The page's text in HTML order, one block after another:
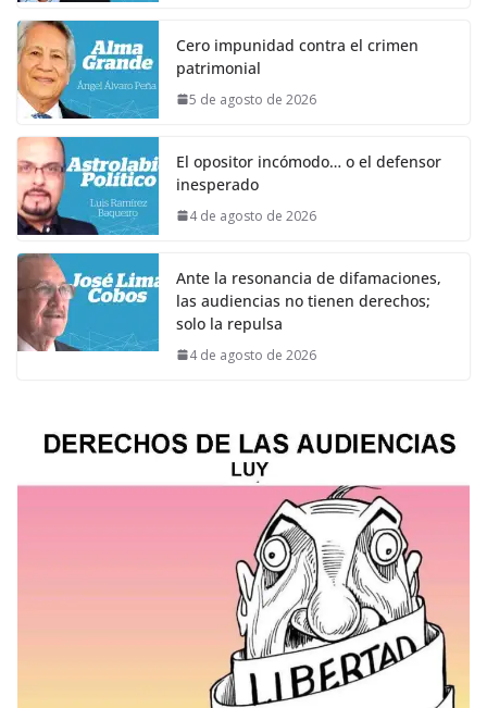
Cero impunidad contra el crimen
patrimonial
5 de agosto de 2026
El opositor incómodo… o el defensor
inesperado
4 de agosto de 2026
Ante la resonancia de difamaciones,
las audiencias no tienen derechos;
solo la repulsa
4 de agosto de 2026